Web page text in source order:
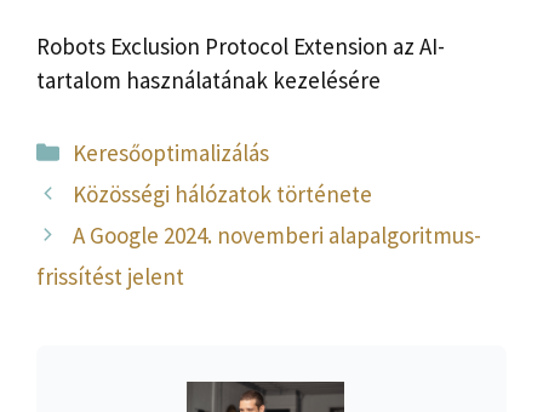
Robots Exclusion Protocol Extension az AI-
tartalom használatának kezelésére
Kategória
Keresőoptimalizálás
Közösségi hálózatok története
A Google 2024. novemberi alapalgoritmus-
frissítést jelent